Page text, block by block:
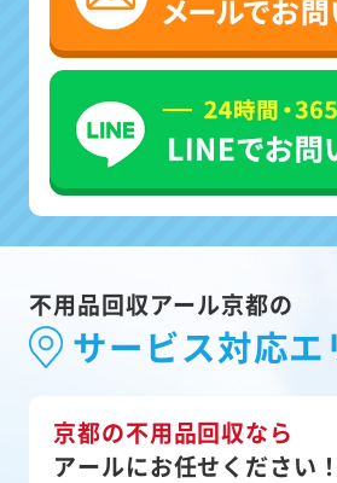
不用品回収アール京都の
サービス対応エ
京都の不用品回収なら
アールにお任せください！